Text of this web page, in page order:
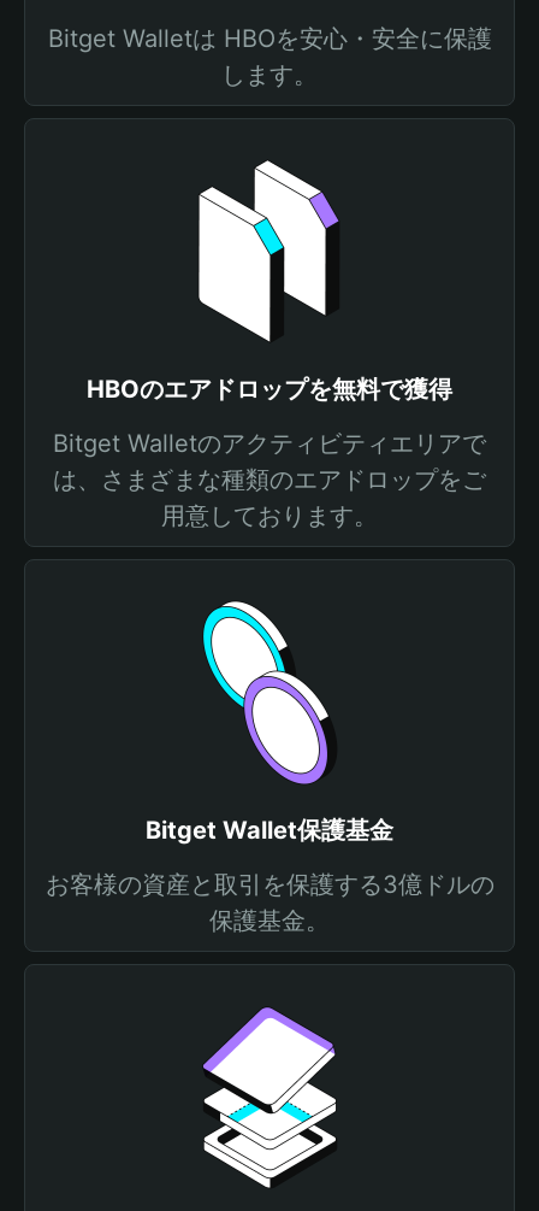
Bitget Walletは HBOを安心・安全に保護
します。
HBOのエアドロップを無料で獲得
Bitget Walletのアクティビティエリアで
は、さまざまな種類のエアドロップをご
用意しております。
Bitget Wallet保護基金
お客様の資産と取引を保護する3億ドルの
保護基金。